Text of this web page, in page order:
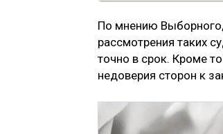
По мнению
рассмотрения таких
точно в срок. Кроме
недоверия сторон к